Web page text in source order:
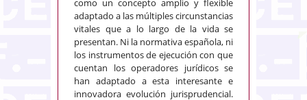
como un concepto amplio y flexible
adaptado a las múltiples circunstancias
vitales que a lo largo de la vida se
presentan. Ni la normativa española, ni
los instrumentos de ejecución con que
cuentan los operadores jurídicos se
han adaptado a esta interesante e
innovadora evolución jurisprudencial.